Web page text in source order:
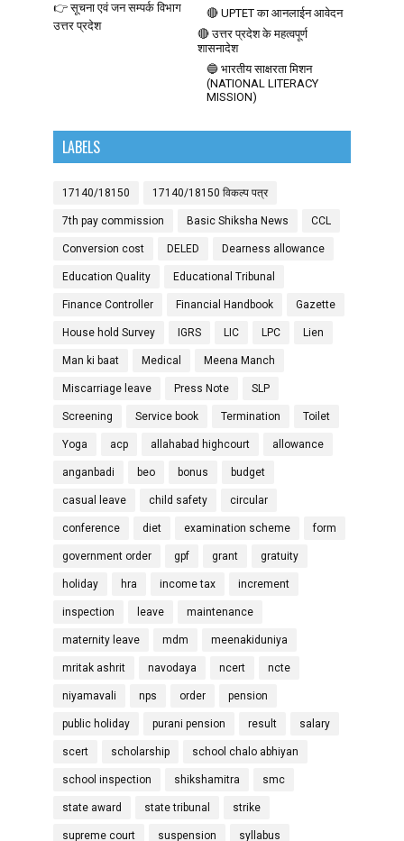
👉 सूचना एवं जन सम्पर्क विभाग
उत्तर प्रदेश
🔴 UPTET का आनलाईन आवेदन
🔴 उत्तर प्रदेश के महत्वपूर्ण
शासनादेश
🔵 भारतीय साक्षरता मिशन
(NATIONAL LITERACY
MISSION)
LABELS
17140/18150 17140/18150 विकल्प पत्र
7th pay commission Basic Shiksha News CCL
Conversion cost DELED Dearness allowance
Education Quality Educational Tribunal
Finance Controller Financial Handbook Gazette
House hold Survey IGRS LIC LPC Lien
Man ki baat Medical Meena Manch
Miscarriage leave Press Note SLP
Screening Service book Termination Toilet
Yoga acp allahabad highcourt allowance
anganbadi beo bonus budget
casual leave child safety circular
conference diet examination scheme form
government order gpf grant gratuity
holiday hra income tax increment
inspection leave maintenance
maternity leave mdm meenakiduniya
mritak ashrit navodaya ncert ncte
niyamavali nps order pension
public holiday purani pension result salary
scert scholarship school chalo abhiyan
school inspection shikshamitra smc
state award state tribunal strike
supreme court suspension syllabus